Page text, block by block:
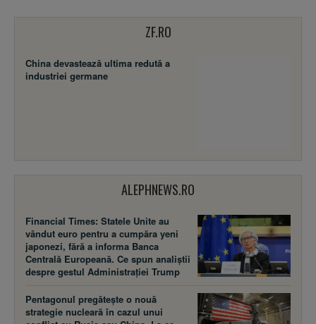
ZF.RO
China devastează ultima redută a
industriei germane
ALEPHNEWS.RO
Financial Times: Statele Unite au
vândut euro pentru a cumpăra yeni
japonezi, fără a informa Banca
Centrală Europeană. Ce spun analiștii
despre gestul Administrației Trump
Pentagonul pregătește o nouă
strategie nucleară în cazul unui